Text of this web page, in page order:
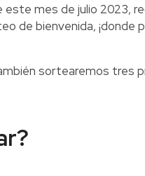
este mes de julio 2023,
de bienvenida, ¡donde
sortearemos tres